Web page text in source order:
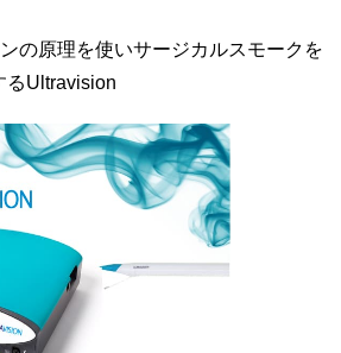
の原理を使いサージカルスモークを
るUltravision